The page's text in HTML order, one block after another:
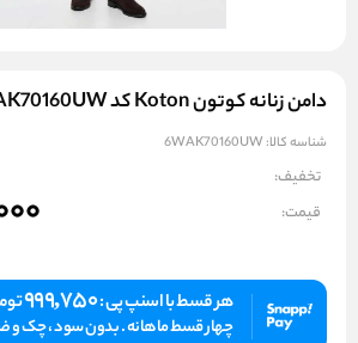
دامن زنانه کوتون Koton کد 6WAK70160UW
شناسه کالا: 6WAK70160UW
تخفیف:
قیمت:
هر قسط با اسنپ پی :999,750
چهار قسط ماهانه . بدون سود ، چک و